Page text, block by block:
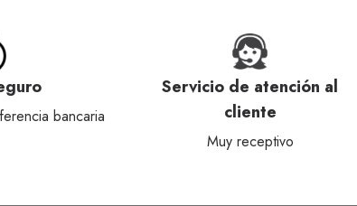
bancaria
Servicio de atención al
cliente
Muy receptivo